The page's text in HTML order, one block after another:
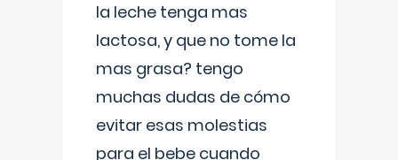
la leche tenga mas
lactosa, y que no tome la
mas grasa? tengo
muchas dudas de cómo
evitar esas molestias
para el bebe cuando